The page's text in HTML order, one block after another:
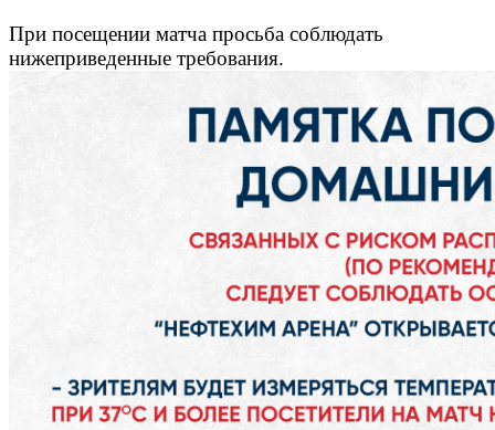
При посещении матча просьба соблюдать
нижеприведенные требования.